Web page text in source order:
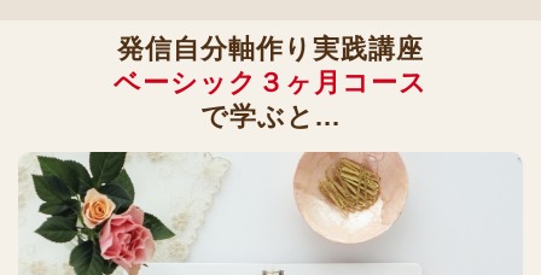
発信自分軸作り実践講座
ベーシック３ヶ月コース
で学ぶと...